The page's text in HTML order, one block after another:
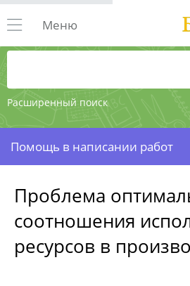
Расширенный поиск
Меню
Помощь в написании работ
Проблема
соотношения
ресурсов в